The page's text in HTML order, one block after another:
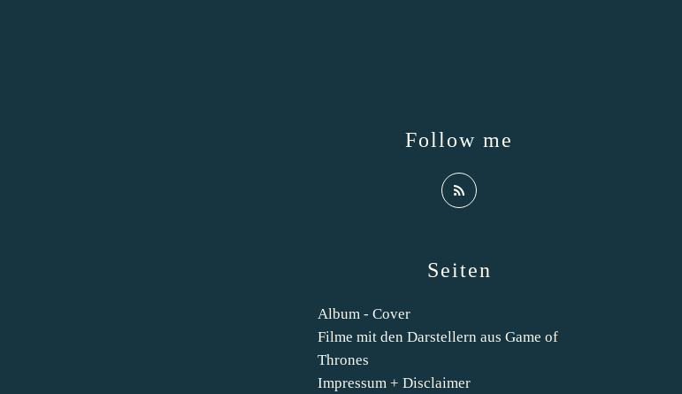
Seiten
Album - Cover
Filme mit den Darstellern aus Game of
Thrones
Impressum + Disclaimer
Follow me